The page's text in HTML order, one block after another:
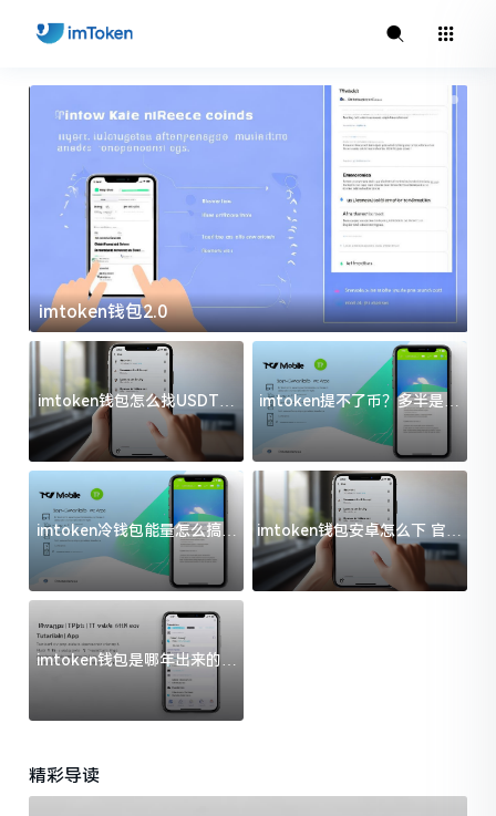
imtoken钱包2.0
imtoken钱包怎么找USDT地
址？三步搞定不踩坑
imtoken提不了币？多半是这
几件事没处理好
imtoken冷钱包能量怎么搞？
过来人告诉你门道
imtoken钱包安卓怎么下 官方
渠道避坑指南
imtoken钱包是哪年出来的？
一文给你说清楚
精彩导读